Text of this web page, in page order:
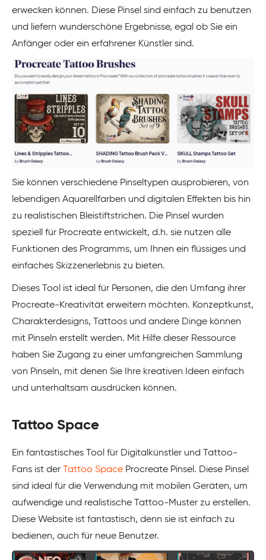
erwecken können. Diese Pinsel sind einfach zu benutzen
und liefern wunderschöne Ergebnisse, egal ob Sie ein
Anfänger oder ein erfahrener Künstler sind.
Sie können verschiedene Pinseltypen ausprobieren, von
lebendigen Aquarellfarben und digitalen Effekten bis hin
zu realistischen Bleistiftstrichen. Die Pinsel wurden
speziell für Procreate entwickelt, d.h. sie nutzen alle
Funktionen des Programms, um Ihnen ein flüssiges und
einfaches Skizzenerlebnis zu bieten.
Dieses Tool ist ideal für Personen, die den Umfang ihrer
Procreate-Kreativität erweitern möchten. Konzeptkunst,
Charakterdesigns, Tattoos und andere Dinge können
mit Pinseln erstellt werden. Mit Hilfe dieser Ressource
haben Sie Zugang zu einer umfangreichen Sammlung
von Pinseln, mit denen Sie Ihre kreativen Ideen einfach
und unterhaltsam ausdrücken können.
Tattoo Space
Ein fantastisches Tool für Digitalkünstler und Tattoo-
Fans ist der Tattoo Space Procreate Pinsel. Diese Pinsel
sind ideal für die Verwendung mit mobilen Geräten, um
aufwendige und realistische Tattoo-Muster zu erstellen.
Diese Website ist fantastisch, denn sie ist einfach zu
bedienen, auch für neue Benutzer.